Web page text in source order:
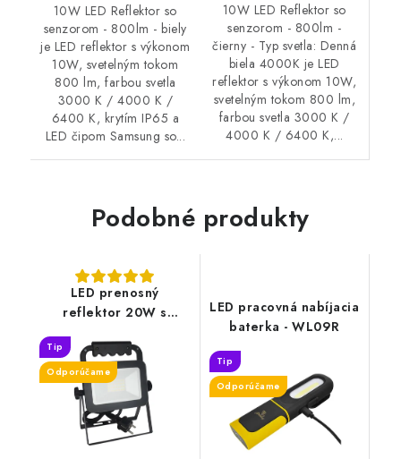
10W LED Reflektor so
senzorom - 800lm - biely
je LED reflektor s výkonom
10W, svetelným tokom
800 lm, farbou svetla
3000 K / 4000 K /
6400 K, krytím IP65 a
LED čipom Samsung so...
10W LED Reflektor so
senzorom - 800lm -
čierny - Typ svetla: Denná
biela 4000K je LED
reflektor s výkonom 10W,
svetelným tokom 800 lm,
farbou svetla 3000 K /
4000 K / 6400 K,...
Podobné produkty
LED prenosný
reflektor 20W s
/ H - LF2022H
Tip
Odporúčame
LED pracovná nabíjacia
baterka - WL09R
Tip
Odporúčame